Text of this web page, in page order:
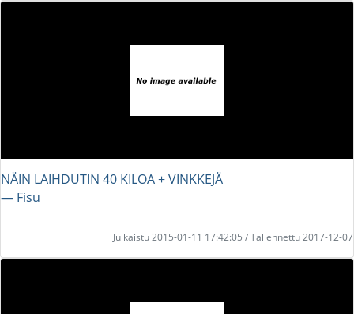
NÄIN LAIHDUTIN 40 KILOA + VINKKEJÄ
― Fisu
Julkaistu 2015-01-11 17:42:05 / Tallennettu 2017-12-07